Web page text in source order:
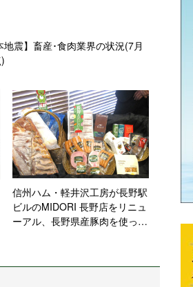
地震】畜産･食肉業界の状況(7月
信州ハム・軽井沢工房が長野駅
ビルのMIDORI 長野店をリニュ
ーアル、長野県産豚肉を使った